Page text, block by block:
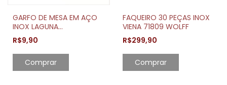
GARFO DE MESA EM AÇO
INOX LAGUNA
TRAMONTINA
R$9,90
Comprar
FAQUEIRO 30 PEÇAS INOX
VIENA 71809 WOLFF
R$299,90